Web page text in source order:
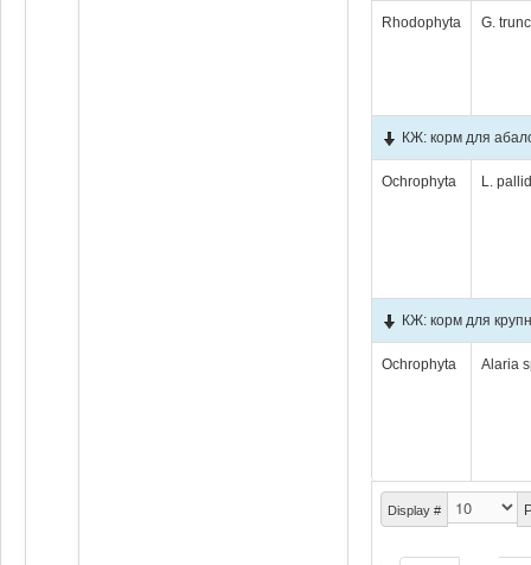
Display #
Rhodophyta G.
КЖ: корм для
Ochrophyta L.
КЖ: корм для
Ochrophyta Alaria